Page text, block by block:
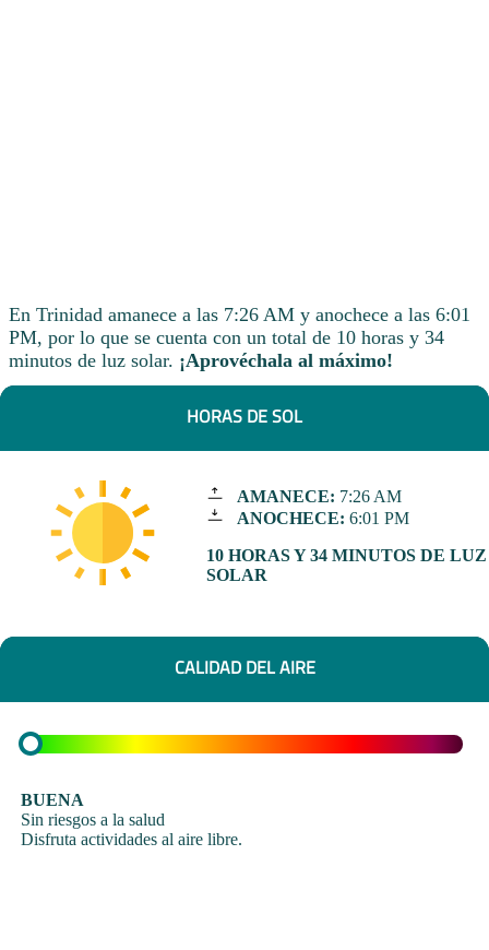
En Trinidad amanece a las 7:26 AM y anochece a las 6:01
PM, por lo que se cuenta con un total de 10 horas y 34
minutos de luz solar. ¡Aprovéchala al máximo!
HORAS DE SOL
AMANECE: 7:26 AM
ANOCHECE: 6:01 PM
10 HORAS Y 34 MINUTOS DE LUZ
SOLAR
CALIDAD DEL AIRE
BUENA
Sin riesgos a la salud
Disfruta actividades al aire libre.